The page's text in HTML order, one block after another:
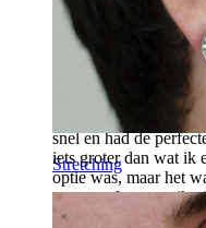
Stretching
Precies wat ik nodig
Ik was niet zeker
wenkbrauwpiercing,
waardoor mijn
snel en had de
iets groter dan wat ik
optie was, maar het
paste perfect, wat ik
wenkbrauwpiercing.